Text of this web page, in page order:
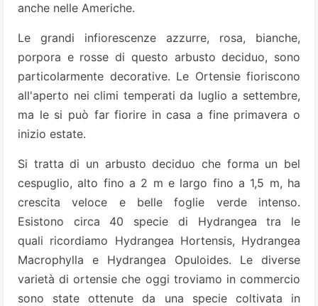
anche nelle Americhe.
Le grandi infiorescenze azzurre, rosa, bianche,
porpora e rosse di questo arbusto deciduo, sono
particolarmente decorative. Le Ortensie fioriscono
all'aperto nei climi temperati da luglio a settembre,
ma le si può far fiorire in casa a fine primavera o
inizio estate.
Si tratta di un arbusto deciduo che forma un bel
cespuglio, alto fino a 2 m e largo fino a 1,5 m, ha
crescita veloce e belle foglie verde intenso.
Esistono circa 40 specie di Hydrangea tra le
quali ricordiamo Hydrangea Hortensis, Hydrangea
Macrophylla e Hydrangea Opuloides. Le diverse
varietà di ortensie che oggi troviamo in commercio
sono state ottenute da una specie coltivata in